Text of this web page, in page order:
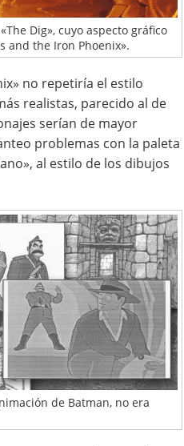
Dig», cuyo aspecto gráfico
and the Iron Phoenix».
no repetiría el estilo
realistas, parecido al de
serían de mayor
problemas con la paleta
al estilo de los dibujos
de Batman, no era